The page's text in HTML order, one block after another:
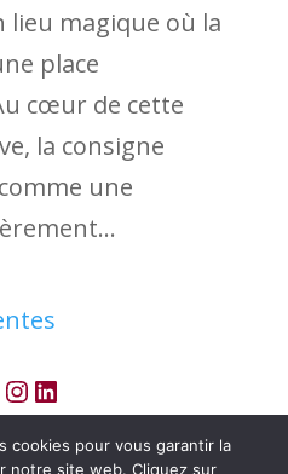
magique où la
place
cœur de cette
la consigne
une
Instagram
LinkedIn
cookies pour vous garantir la
notre site web. Cliquez sur